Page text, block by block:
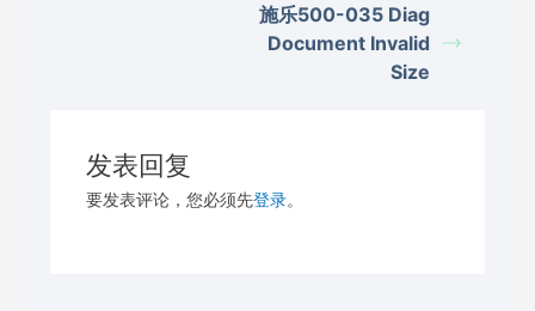
施乐500-035 Diag
Document Invalid
Size
发表回复
要发表评论，您必须先登录。